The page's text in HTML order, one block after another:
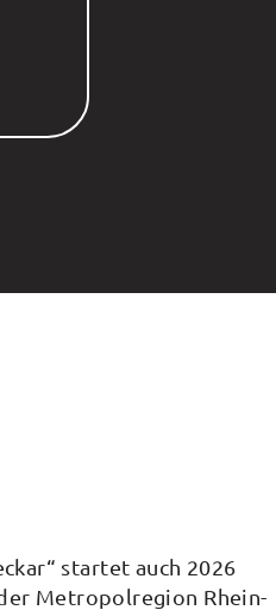
startet auch 2026
Metropolregion Rhein-